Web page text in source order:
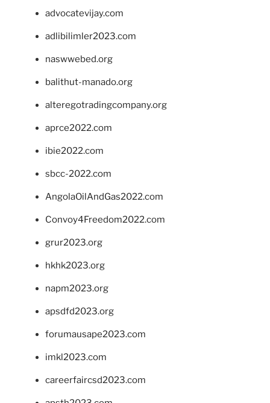
advocatevijay.com
adlibilimler2023.com
naswwebed.org
balithut-manado.org
alteregotradingcompany.org
aprce2022.com
ibie2022.com
sbcc-2022.com
AngolaOilAndGas2022.com
Convoy4Freedom2022.com
grur2023.org
hkhk2023.org
napm2023.org
apsdfd2023.org
forumausape2023.com
imkl2023.com
careerfaircsd2023.com